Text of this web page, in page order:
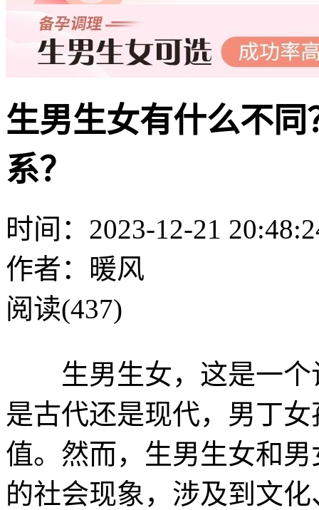
生男生女有什么不
系？
时间：2023-12-21
作者：暖风
阅读(437)
生男生女，这是一个
是古代还是现代，男丁
值。然而，生男生女和
的社会现象，涉及到文